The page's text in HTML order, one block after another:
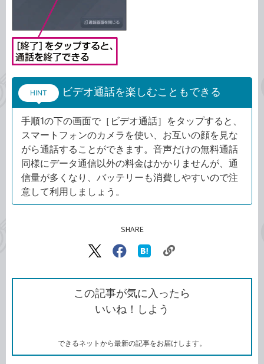
HINT ビデオ通話を楽しむこともできる
手順1の下の画面で［ビデオ通話］をタップすると、
スマートフォンのカメラを使い、お互いの顔を見な
がら通話することができます。音声だけの無料通話
同様にデータ通信以外の料金はかかりませんが、通
信量が多くなり、バッテリーも消費しやすいので注
意して利用しましょう。
SHARE
X（旧
で
シ
ェ
ア
Facebook
シ
ェ
ア
な
ッ
ク
ク
ク
を
コ
この記事が気に入ったら
いいね！しよう
できるネットから最新の記事をお届けします。